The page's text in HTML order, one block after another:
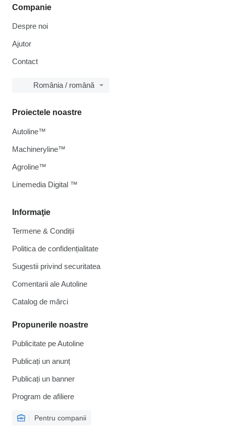
Companie
Despre noi
Ajutor
Contact
România / română
Informaţie
Termene & Condiții
Politica de confidențialitate
Sugestii privind securitatea
Comentarii ale Autoline
Catalog de mărcі
Propunerile noastre
Publicitate pe Autoline
Publicați un anunț
Publicați un banner
Program de afiliere
Pentru companii
Proiectele noastre
Autoline™
Machineryline™
Agroline™
Linemedia Digital ™